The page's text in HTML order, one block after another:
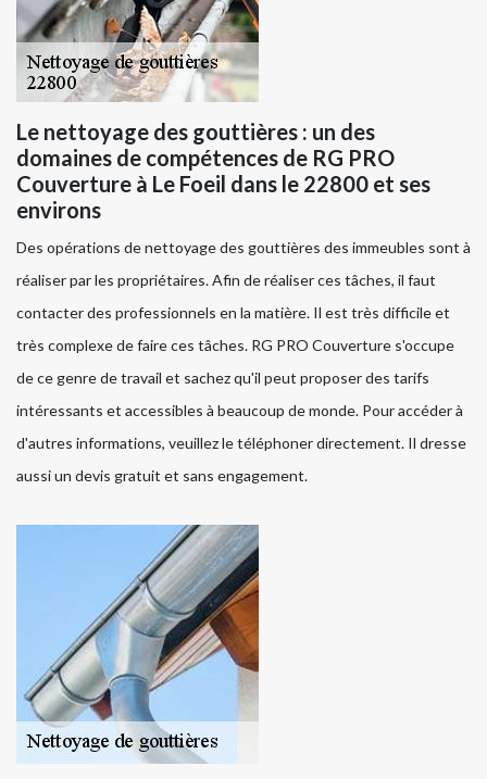
Le nettoyage des gouttières : un des
domaines de compétences de RG PRO
Couverture à Le Foeil dans le 22800 et ses
environs
Des opérations de nettoyage des gouttières des immeubles sont à
réaliser par les propriétaires. Afin de réaliser ces tâches, il faut
contacter des professionnels en la matière. Il est très difficile et
très complexe de faire ces tâches. RG PRO Couverture s'occupe
de ce genre de travail et sachez qu'il peut proposer des tarifs
intéressants et accessibles à beaucoup de monde. Pour accéder à
d'autres informations, veuillez le téléphoner directement. Il dresse
aussi un devis gratuit et sans engagement.